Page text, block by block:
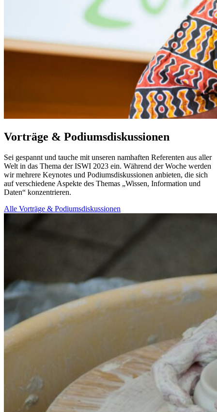
Vorträge & Podiumsdiskussionen
Sei gespannt und tauche mit unseren namhaften Referenten aus aller
Welt in das Thema der ISWI 2023 ein. Während der Woche werden
wir mehrere Keynotes und Podiumsdiskussionen anbieten, die sich
auf verschiedene Aspekte des Themas „Wissen, Information und
Daten“ konzentrieren.
Alle Vorträge & Podiumsdiskussionen